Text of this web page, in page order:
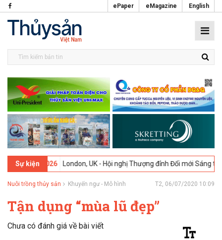
ePaper eMagazine English
Sự kiện
02-2026 London, UK - Hội nghị Thượng đỉnh Đổi mới Sáng tạo trong
Nuôi trồng thủy sản Khuyến ngư - Mô hình T2, 06/07/2020 10:09
Tận dụng “mùa lũ đẹp”
Chưa có đánh giá về bài viết